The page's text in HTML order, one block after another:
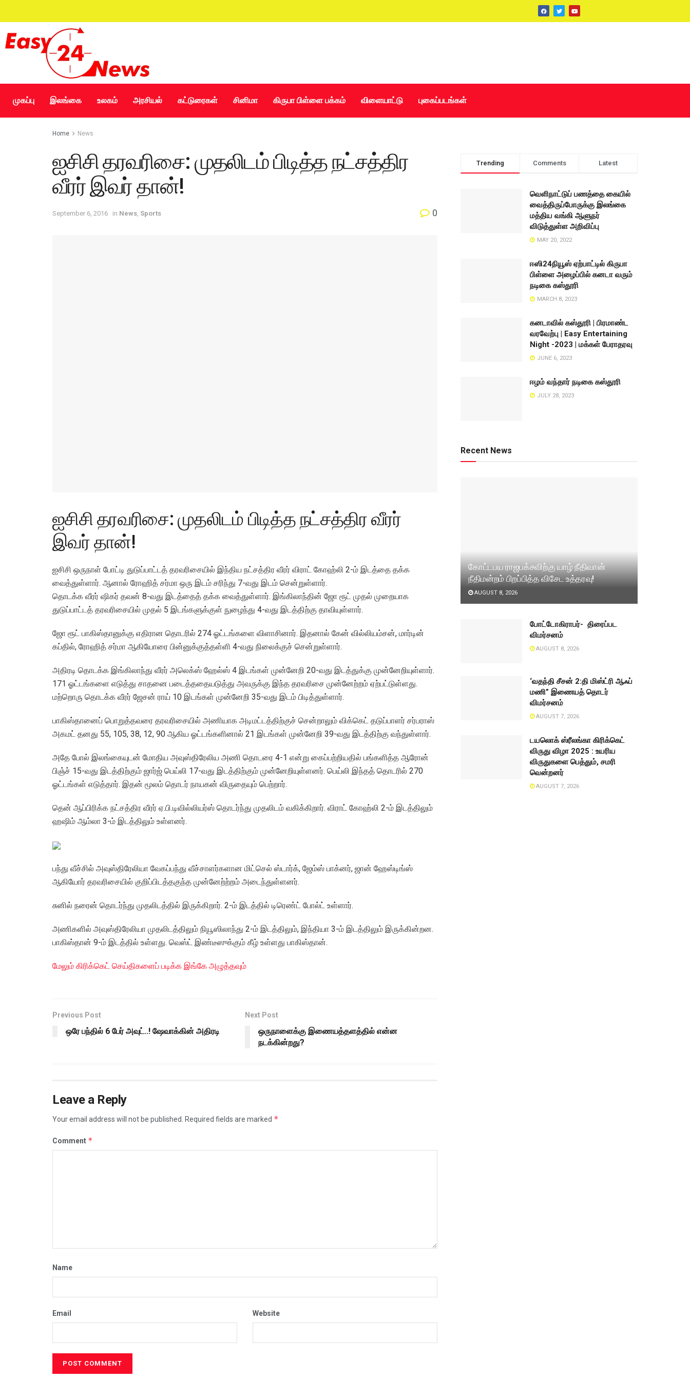
முகப்பு இலங்கை உலகம் அரசியல் கட்டுரைகள் சினிமா கிருபா பிள்ளை பக்கம் விளையாட்டு புகைப்படங்கள்
Home News
ஐசிசி தரவரிசை: முதலிடம் பிடித்த நட்சத்திர
வீரர் இவர் தான்!
September 6, 2016 in News Sports 0
ஐசிசி தரவரிசை: முதலிடம் பிடித்த நட்சத்திர வீரர்
இவர் தான்!
ஐசிசி ஒருநாள் போட்டி துடுப்பாட்டத் தரவரிசையில் இந்திய நட்சத்திர வீரர் விராட் கோஹ்லி 2-ம் இடத்தை தக்க
வைத்துள்ளார். ஆனால் ரோஹித் சர்மா ஒரு இடம் சரிந்து 7-வது இடம் சென்றுள்ளார்.
தொடக்க வீரர் ஷிகர் தவன் 8-வது இடத்தைத் தக்க வைத்துள்ளார். இங்கிலாந்தின் ஜோ ரூட் முதல் முறையாக
துடுப்பாட்டத் தரவரிசையில் முதல் 5 இடங்களுக்குள் நுழைந்து 4-வது இடத்திற்கு தாவியுள்ளார்.
ஜோ ரூட் பாகிஸ்தானுக்கு எதிரான தொடரில் 274 ஓட்டங்களை விளாசினார். இதனால் கேன் வில்லியம்சன், மார்டின்
கப்தில், ரோஹித் சர்மா ஆகியோரை பின்னுக்குத்தள்ளி 4-வது நிலைக்குச் சென்றுள்ளார்.
அதிரடி தொடக்க இங்கிலாந்து வீரர் அலெக்ஸ் ஹேல்ஸ் 4 இடங்கள் முன்னேறி 20-வது இடத்துக்கு முன்னேறியுள்ளார்.
171 ஓட்டங்களை எடுத்து சாதனை படைத்ததையடுத்து அவருக்கு இந்த தரவரிசை முன்னேற்றம் ஏற்பட்டுள்ளது.
மற்றொரு தொடக்க வீரர் ஜேசன் ராய் 10 இடங்கள் முன்னேறி 35-வது இடம் பிடித்துள்ளார்.
பாகிஸ்தானைப் பொறுத்தவரை தரவரிசையில் அணியாக அடிமட்டத்திற்குச் சென்றாலும் விக்கெட் தடுப்பாளர் சர்பராஸ்
அகமட் தனது 55, 105, 38, 12, 90 ஆகிய ஓட்டங்களினால் 21 இடங்கள் முன்னேறி 39-வது இடத்திற்கு வந்துள்ளார்.
அதே போல் இலங்கையுடன் மோதிய அவுஸ்திரேலிய அணி தொடரை 4-1 என்று கைப்பற்றியதில் பங்களித்த ஆரோன்
பிஞ்ச் 15-வது இடத்திற்கும் ஜார்ஜ் பெய்லி 17-வது இடத்திற்கும் முன்னேறியுள்ளனர். பெய்லி இந்தத் தொடரில் 270
ஓட்டங்கள் எடுத்தார். இதன் மூலம் தொடர் நாயகன் விருதையும் பெற்றார்.
தென் ஆப்பிரிக்க நட்சத்திர வீரர் ஏ.பி.டிவில்லியர்ஸ் தொடர்ந்து முதலிடம் வகிக்கிறார். விராட் கோஹ்லி 2-ம் இடத்திலும்
ஹஷிம் ஆம்லா 3-ம் இடத்திலும் உள்ளனர்.
பந்து வீச்சில் அவுஸ்திரேலியா வேகப்பந்து வீச்சாளர்களான மிட்செல் ஸ்டார்க், ஜேம்ஸ் பாக்னர், ஜான் ஹேஸ்டிங்ஸ்
ஆகியோர் தரவரிசையில் குறிப்பிடத்தகுந்த முன்னேற்ற்றம் அடைந்துள்ளனர்.
சுனில் நரைன் தொடர்ந்து முதலிடத்தில் இருக்கிறார். 2-ம் இடத்தில் டிரெண்ட் போல்ட் உள்ளார்.
அணிகளில் அவுஸ்திரேலியா முதலிடத்திலும் நியூஸிலாந்து 2-ம் இடத்திலும், இந்தியா 3-ம் இடத்திலும் இருக்கின்றன.
பாகிஸ்தான் 9-ம் இடத்தில் உள்ளது. வெஸ்ட் இண்டீஸுக்கும் கீழ் உள்ளது பாகிஸ்தான்.
மேலும் கிரிக்கெட் செய்திகளைப் படிக்க இங்கே அழுத்தவும்
Previous Post
ஒரே பந்தில் 6 பேர் அவுட்..! ஷேவாக்கின் அதிரடி
Next Post
ஒருநாளைக்கு இணையத்தளத்தில் என்ன
நடக்கின்றது?
Leave a Reply
Your email address will not be published. Required fields are marked *
Comment *
Name
Email Website
Trending Comments Latest
வெளிநாட்டுப் பணத்தை கையில்
வைத்திருப்போருக்கு இலங்கை
மத்திய வங்கி ஆளுநர்
விடுத்துள்ள அறிவிப்பு
MAY 20, 2022
ஈஸி24நியூஸ் ஏற்பாட்டில் கிருபா
பிள்ளை அழைப்பில் கனடா வரும்
நடிகை கஸ்தூரி
MARCH 8, 2023
கனடாவில் கஸ்தூரி | பிரமாண்ட
வரவேற்பு | Easy Entertaining
Night -2023 | மக்கள் பேராதரவு
JUNE 6, 2023
ஈழம் வந்தார் நடிகை கஸ்தூரி
JULY 28, 2023
Recent News
கோட்டபய ராஜபக்சவிற்கு யாழ் நீதிவான்
நீதிமன்றம் பிறப்பித்த விசேட உத்தரவு!
AUGUST 8, 2026
போட்டோகிராபர்- ‌ திரைப்பட
விமர்சனம்
AUGUST 8, 2026
‘வதந்தி சீசன் 2:தி மிஸ்ட்ரி ஆஃப்
மணி” இணையத் தொடர்
விமர்சனம்
AUGUST 7, 2026
டயலொக் ஸ்ரீலங்கா கிரிக்கெட்
விருது விழா 2025 : உயரிய
விருதுகளை பெத்தும், சமரி
வென்றனர்
AUGUST 7, 2026